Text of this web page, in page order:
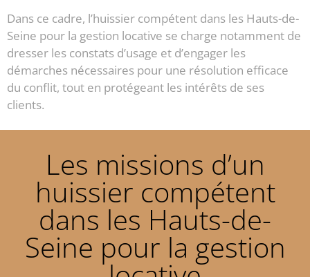
Dans ce cadre, l’huissier compétent dans les Hauts-de-
Seine pour la gestion locative se charge notamment de
dresser les constats d’usage et d’engager les
démarches nécessaires pour une résolution efficace
du conflit, tout en protégeant les intérêts de ses
clients.
Les missions d’un
huissier compétent
dans les Hauts-de-
Seine pour la gestion